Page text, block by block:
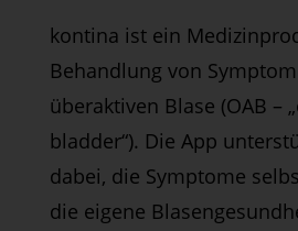
kontina ist ein
Behandlung von
überaktiven Blase (OAB –
bladder“). Die App
dabei, die Symptome
die eigene